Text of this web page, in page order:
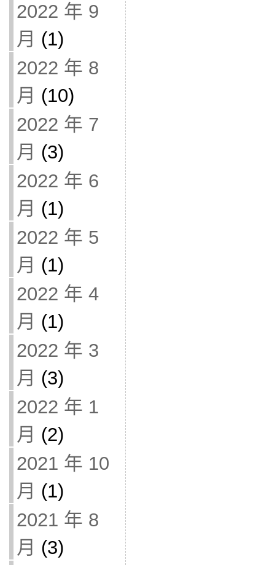
2022 年 9
月 (1)
2022 年 8
月 (10)
2022 年 7
月 (3)
2022 年 6
月 (1)
2022 年 5
月 (1)
2022 年 4
月 (1)
2022 年 3
月 (3)
2022 年 1
月 (2)
2021 年 10
月 (1)
2021 年 8
月 (3)